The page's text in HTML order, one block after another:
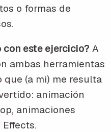
o formas de
con este ejercicio? A
ambas herramientas
(a mi) me resulta
animación
animaciones